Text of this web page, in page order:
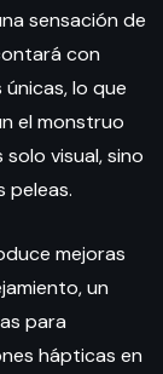
sensación de
con
lo que
el monstruo
visual, sino
peleas.
mejoras
un
para
hápticas en